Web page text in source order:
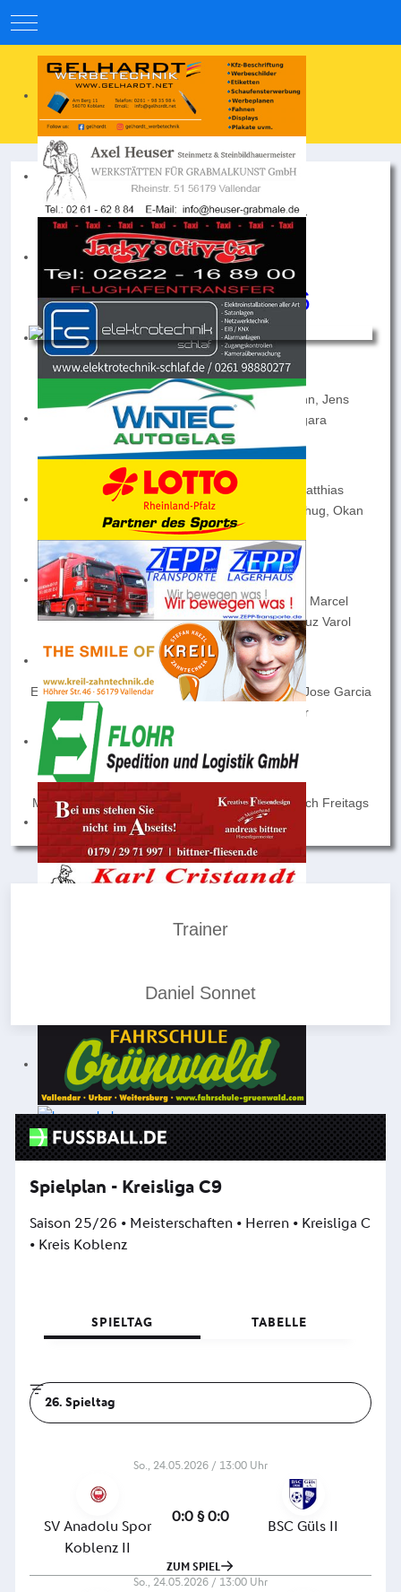
Mobile Menu Toggle
3. Mannschaft SV
Weitersburg
Saison 2025/2026
Hintere Reihe v.l.n.r.:
Ignace Ruziga, Jan Strohe, Magnus Neumann, Jens
Leonhard, Fredrick Gasana, Charles Kagara
Mittlere Reihe v.l.n.r.:
Andreas Geisler, Jörg Wilms, Max Weiler, Matthias
Letschert, Patrick Viera, Simon Schlag, Max Schug, Okan
Beydemir, Daniel Sonnet
Vordere Reihe v.l.n.r.:
Nicolas Marbach, Janik Bernardi, Kay Wilms, Marcel
Mattern, Gianluca Guerreschi, Kevin Noll, Oguz Varol
Es fehlen:
Eric Radtke, Ömer Ötzek, Bezhan Rasool, Juan Jose Garcia
Otalvaro, Julian Wiesner, Marvin Mohr
Spielort: Sportplatz Weitersburg
Trainingszeiten:
Mittwochs von 20:00–21:30 Uhr, nach Bedarf auch Freitags
Trainer
Daniel Sonnet